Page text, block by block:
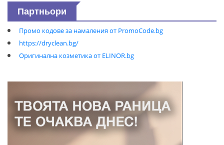
Партньори
Промо кодове за намаления от PromoCode.bg
https://dryclean.bg/
Оригинална козметика от ELINOR.bg